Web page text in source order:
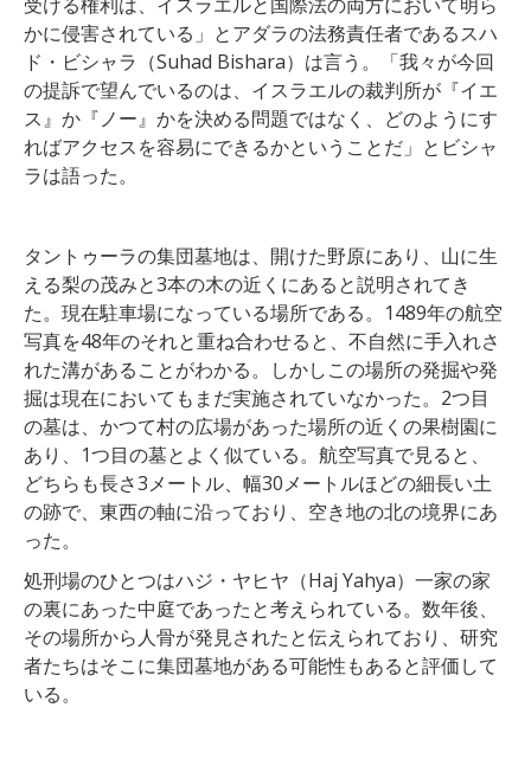
かに侵害されている」とアダラの法務責任者であるスハ
ド・ビシャラ（Suhad Bishara）は言う。「我々が今回
の提訴で望んでいるのは、イスラエルの裁判所が『イエ
ス』か『ノー』かを決める問題ではなく、どのようにす
ればアクセスを容易にできるかということだ」とビシャ
ラは語った。
タントゥーラの集団墓地は、開けた野原にあり、山に生
える梨の茂みと3本の木の近くにあると説明されてき
た。現在駐車場になっている場所である。1489年の航空
写真を48年のそれと重ね合わせると、不自然に手入れさ
れた溝があることがわかる。しかしこの場所の発掘や発
掘は現在においてもまだ実施されていなかった。2つ目
の墓は、かつて村の広場があった場所の近くの果樹園に
あり、1つ目の墓とよく似ている。航空写真で見ると、
どちらも長さ3メートル、幅30メートルほどの細長い土
の跡で、東西の軸に沿っており、空き地の北の境界にあ
った。
処刑場のひとつはハジ・ヤヒヤ（Haj Yahya）一家の家
の裏にあった中庭であったと考えられている。数年後、
その場所から人骨が発見されたと伝えられており、研究
者たちはそこに集団墓地がある可能性もあると評価して
いる。